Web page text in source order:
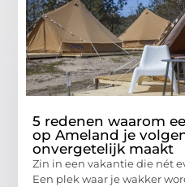
5 redenen waarom
op Ameland je
onvergetelijk maakt
Zin in een vakantie die nét
Een plek waar je wakker